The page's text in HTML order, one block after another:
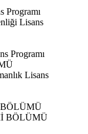
Programı
Lisans
Programı
Lisans
BÖLÜMÜ